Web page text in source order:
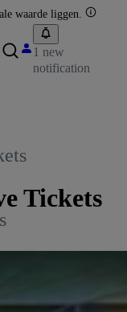
waarde liggen.
1 new
notification
Tickets